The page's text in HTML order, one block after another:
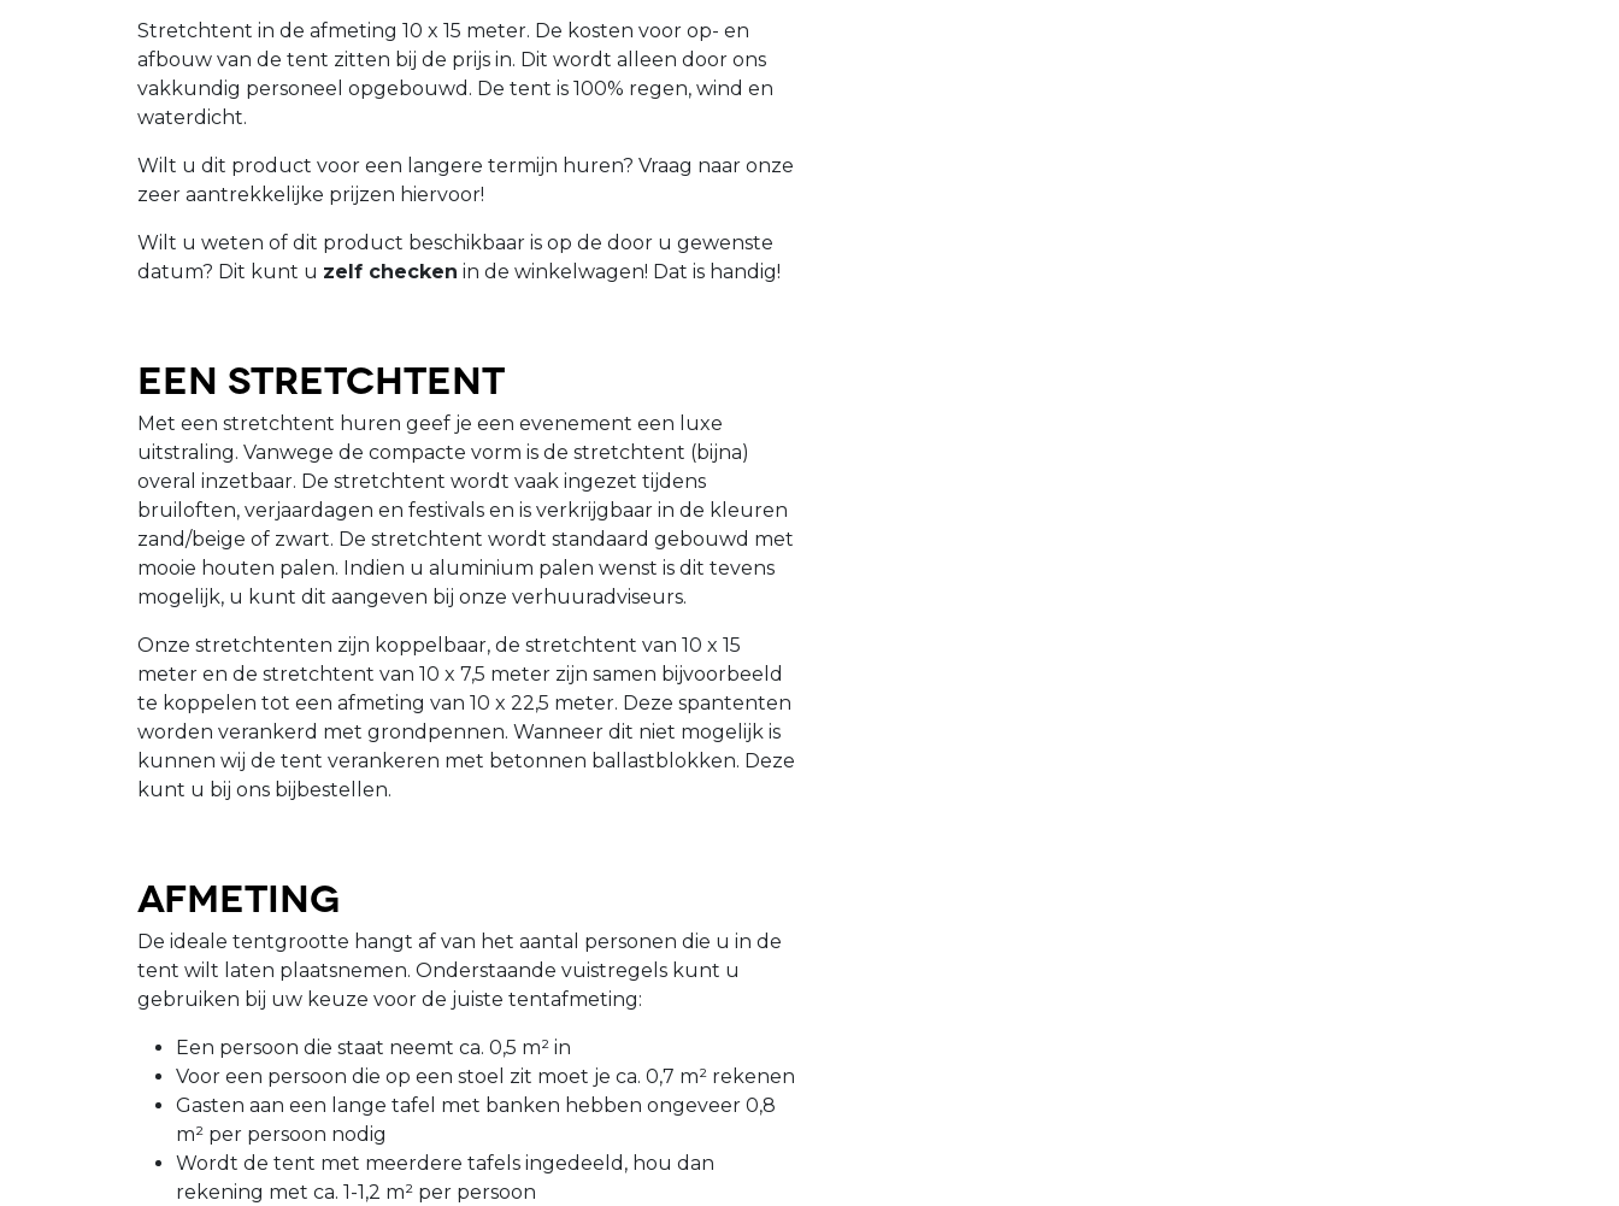
Stretchtent in de afmeting 10 x 15 meter. De kosten voor op- en
afbouw van de tent zitten bij de prijs in. Dit wordt alleen door ons
vakkundig personeel opgebouwd. De tent is 100% regen, wind en
waterdicht.
Wilt u dit product voor een langere termijn huren? Vraag naar onze
zeer aantrekkelijke prijzen hiervoor!
Wilt u weten of dit product beschikbaar is op de door u gewenste
datum? Dit kunt u zelf checken in de winkelwagen! Dat is handig!
Een stretchtent
Met een stretchtent huren geef je een evenement een luxe
uitstraling. Vanwege de compacte vorm is de stretchtent (bijna)
overal inzetbaar. De stretchtent wordt vaak ingezet tijdens
bruiloften, verjaardagen en festivals en is verkrijgbaar in de kleuren
zand/beige of zwart. De stretchtent wordt standaard gebouwd met
mooie houten palen. Indien u aluminium palen wenst is dit tevens
mogelijk, u kunt dit aangeven bij onze verhuuradviseurs.
Onze stretchtenten zijn koppelbaar, de stretchtent van 10 x 15
meter en de stretchtent van 10 x 7,5 meter zijn samen bijvoorbeeld
te koppelen tot een afmeting van 10 x 22,5 meter. Deze spantenten
worden verankerd met grondpennen. Wanneer dit niet mogelijk is
kunnen wij de tent verankeren met betonnen ballastblokken. Deze
kunt u bij ons bijbestellen.
Afmeting
De ideale tentgrootte hangt af van het aantal personen die u in de
tent wilt laten plaatsnemen. Onderstaande vuistregels kunt u
gebruiken bij uw keuze voor de juiste tentafmeting:
Een persoon die staat neemt ca. 0,5 m² in
Voor een persoon die op een stoel zit moet je ca. 0,7 m² rekenen
Gasten aan een lange tafel met banken hebben ongeveer 0,8
m² per persoon nodig
Wordt de tent met meerdere tafels ingedeeld, hou dan
rekening met ca. 1-1,2 m² per persoon